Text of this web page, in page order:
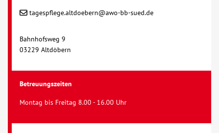
Kontakt
AWO BB Süd
tagespflege.altdoebern@awo-bb-sued.de
Bahnhofsweg 9
03229 Altdöbern
Betreuungszeiten
Montag bis Freitag 8.00 - 16.00 Uhr